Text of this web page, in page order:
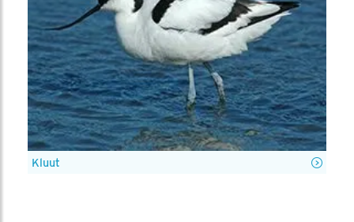
Kluut